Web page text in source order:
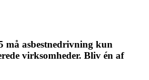
må asbestnedrivning kun
virksomheder. Bliv én af